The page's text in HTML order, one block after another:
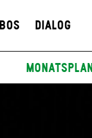
Dialog
Monatsplan